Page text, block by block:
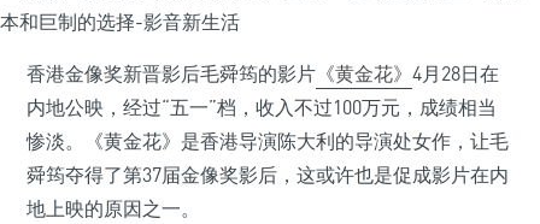
香港金像奖新晋影后毛舜筠的影片 《黄金花》 4月28日在
内地公映，经过“五一”档，收入不过100万元，成绩相当
惨淡。《黄金花》是香港导演陈大利的导演处女作，让毛
舜筠夺得了第37届金像奖影后，这或许也是促成影片在内
地上映的原因之一。